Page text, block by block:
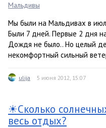
Мальдивы
Мы были на Мальдивах в
Были 7 дней. Первые 2 дня
Дождя не было.. Но целый
некомфортный сильный
ulija 5 июня 2012, 15:07
☀Сколько
весь отдых?